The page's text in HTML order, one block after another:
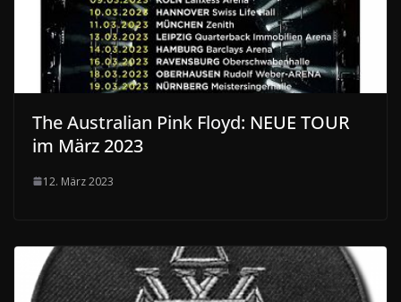
The Australian Pink Floyd: NEUE TOUR
im März 2023
12. März 2023